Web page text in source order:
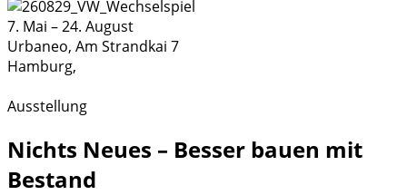
7. Mai –24. August
Urbaneo, Am Strandkai 7
Hamburg,
Ausstellung
Nichts Neues – Besser bauen mit
Bestand